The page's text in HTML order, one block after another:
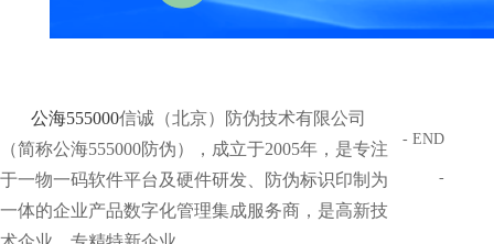
公海555000信诚（北京）防伪技术有限公司
（简称公海555000防伪），成立于2005年，是专注
于一物一码软件平台及硬件研发、防伪标识印制为
一体的企业产品数字化管理集成服务商，是高新技
- END
-